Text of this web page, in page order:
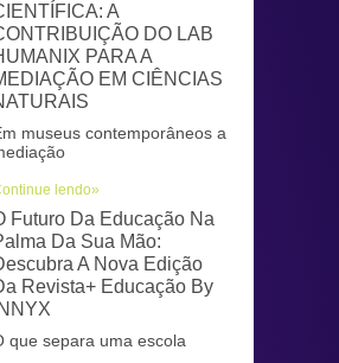
A
DO LAB
PARA A
EM CIÊNCIAS
museus contemporâneos a
lendo»
Futuro Da Educação Na
Da Sua Mão:
A Nova Edição
Revista+ Educação By
INNYX
que separa uma escola